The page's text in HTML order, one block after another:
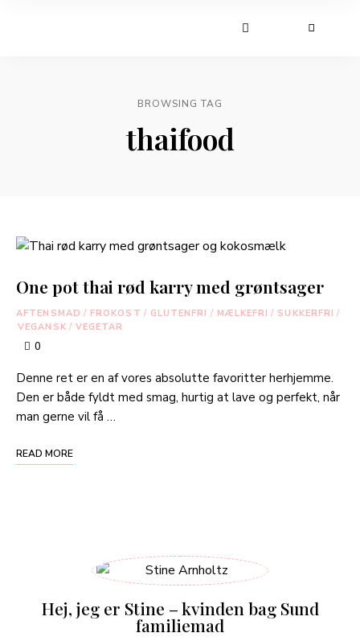
BROWSING TAG
thaifood
One pot thai rød karry med grøntsager
AFTENSMAD / FROKOST / GLUTENFRI / MÆLKEFRI / SUKKERFRI /
VEGANSK / VEGETAR
0
Denne ret er en af vores absolutte favoritter herhjemme.
Den er både fyldt med smag, hurtig at lave og perfekt, når
man gerne vil få …
READ MORE
Hej, jeg er Stine – kvinden bag Sund
familiemad